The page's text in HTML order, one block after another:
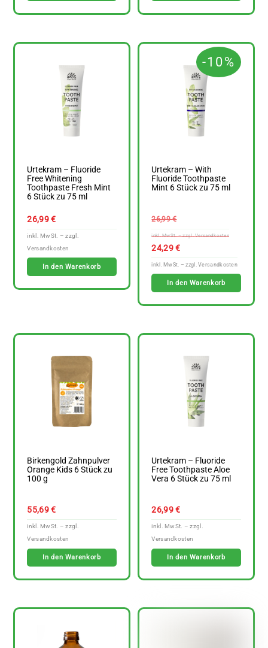
Urtekram – Fluoride
Free Whitening
Toothpaste Fresh Mint
6 Stück zu 75 ml
26,99€
In den Warenkorb
-10%
Urtekram – With
Fluoride Toothpaste
Mint 6 Stück zu 75 ml
26,99€
26,99 €
24,29€
Preis
ist:
In den Warenkorb
Birkengold Zahnpulver
Orange Kids 6 Stück zu
100 g
55,69€
In den Warenkorb
Urtekram – Fluoride
Free Toothpaste Aloe
Vera 6 Stück zu 75 ml
26,99€
In den Warenkorb